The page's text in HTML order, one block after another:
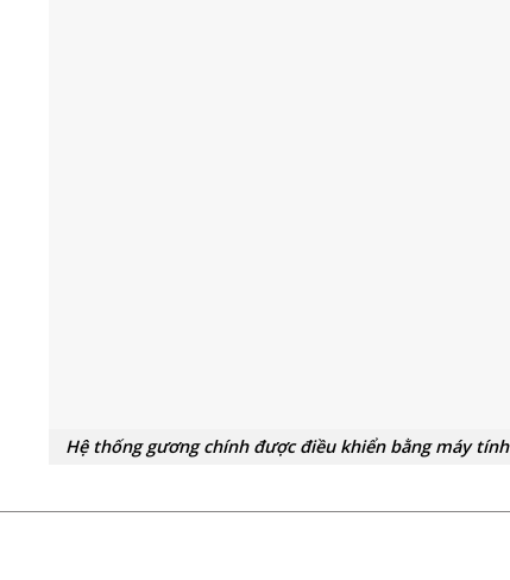
Hệ thống gương chính được điều khiển bằng máy tính